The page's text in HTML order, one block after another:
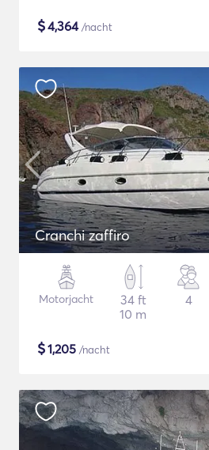
$4,364/nacht
Cranchi zaffiro
Motorjacht
34 ft
10 m
4
$1,205 /nacht